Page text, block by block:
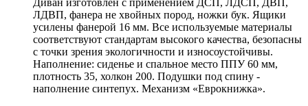
ЛДВП, фанера не хвойных пород, ножки бук. Ящики
усилены фанерой 16 мм. Все используемые материалы
соответствуют стандартам высокого качества, безопасны
с точки зрения экологичности и износоустойчивы.
Наполнение: сиденье и спальное место ППУ 60 мм,
плотность 35, холкон 200. Подушки под спину -
наполнение синтепух. Механизм «Еврокнижка».